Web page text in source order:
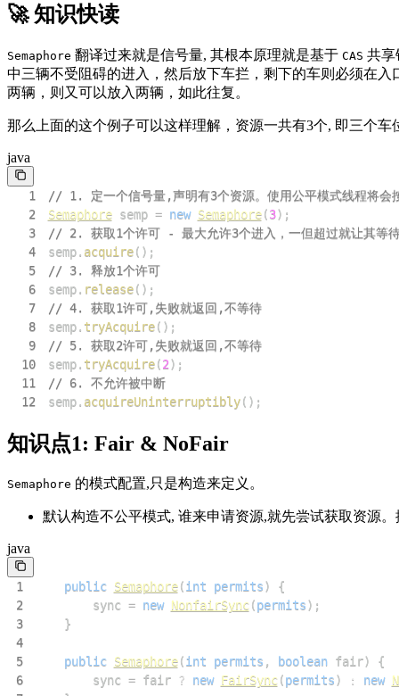
🚀 知识快读
Semaphore 翻译过来就是信号量, 其根本原理就是基于 CAS 共享
中三辆不受阻碍的进入，然后放下车拦，剩下的车则必须在
两辆，则又可以放入两辆，如此往复。
那么上面的这个例子可以这样理解，资源一共有3个, 即三个
java
1
// 1. 定一个信号量,声明有3个资源。使用公平模式线程将会
2
Semaphore semp = new Semaphore(3) ;
3
// 2. 获取1个许可 - 最大允许3个进入，一但超过就让其等
4
semp. acquire( ) ;
5
// 3. 释放1个许可
6
semp. release( ) ;
7
// 4. 获取1许可,失败就返回,不等待
8
semp. tryAcquire( ) ;
9
// 5. 获取2许可,失败就返回,不等待
10
semp. tryAcquire(2) ;
11
// 6. 不允许被中断
12
semp. acquireUninterruptibly( ) ;
知识点1: Fair & NoFair
Semaphore 的模式配置,只是构造来定义。
默认构造不公平模式, 谁来申请资源,就先尝试获取资源
java
1 public Semaphore(int permits)
{
2
        sync
= new NonfairSync (permits) ;
3
}
4
5
public Semaphore(int permits , boolean fair)
{
6
        sync
= fair ? new FairSync (permits) : new